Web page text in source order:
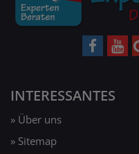
INTERESSANTES
» Über uns
» Sitemap